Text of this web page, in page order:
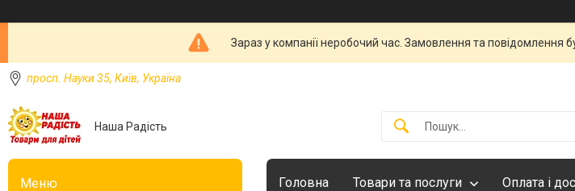
Зараз у компанії неробочий час. Замовлення та повідомлення
просп. Науки 35, Київ, Україна
Наша Радість
Головна Товари та послуги Оплата і